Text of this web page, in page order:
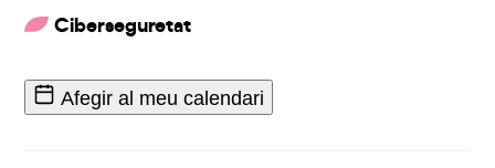
Ciberseguretat
Afegir al meu calendari